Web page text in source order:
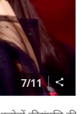
7/11